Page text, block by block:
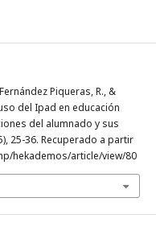
Piqueras, R., &
del Ipad en educación
del alumnado y sus
25-36. Recuperado a partir
hekademos/article/view/80